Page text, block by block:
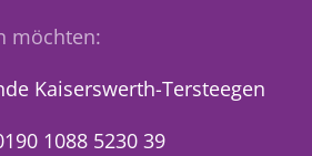
möchten:
Kaiserswerth-Tersteegen
1088 5230 39